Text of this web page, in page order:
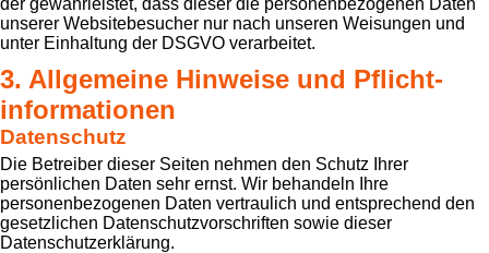
der gewährleistet, dass dieser die personenbezogenen Daten
unserer Websitebesucher nur nach unseren Weisungen und
unter Einhaltung der DSGVO verarbeitet.
3. Allgemeine Hinweise und Pflicht­
informationen
Datenschutz
Die Betreiber dieser Seiten nehmen den Schutz Ihrer
persönlichen Daten sehr ernst. Wir behandeln Ihre
personenbezogenen Daten vertraulich und entsprechend den
gesetzlichen Datenschutzvorschriften sowie dieser
Datenschutzerklärung.